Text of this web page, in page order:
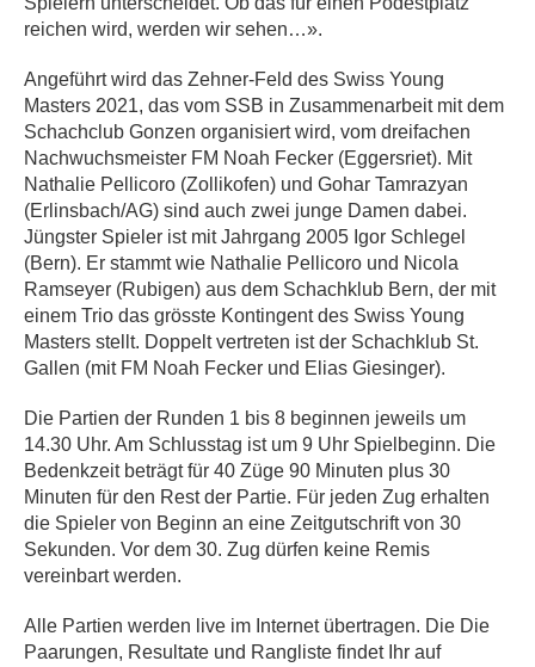
reichen wird, werden wir sehen…».
Angeführt wird das Zehner-Feld des Swiss Young
Masters 2021, das vom SSB in Zusammenarbeit mit dem
Schachclub Gonzen organisiert wird, vom dreifachen
Nachwuchsmeister FM Noah Fecker (Eggersriet). Mit
Nathalie Pellicoro (Zollikofen) und Gohar Tamrazyan
(Erlinsbach/AG) sind auch zwei junge Damen dabei.
Jüngster Spieler ist mit Jahrgang 2005 Igor Schlegel
(Bern). Er stammt wie Nathalie Pellicoro und Nicola
Ramseyer (Rubigen) aus dem Schachklub Bern, der mit
einem Trio das grösste Kontingent des Swiss Young
Masters stellt. Doppelt vertreten ist der Schachklub St.
Gallen (mit FM Noah Fecker und Elias Giesinger).
Die Partien der Runden 1 bis 8 beginnen jeweils um
14.30 Uhr. Am Schlusstag ist um 9 Uhr Spielbeginn. Die
Bedenkzeit beträgt für 40 Züge 90 Minuten plus 30
Minuten für den Rest der Partie. Für jeden Zug erhalten
die Spieler von Beginn an eine Zeitgutschrift von 30
Sekunden. Vor dem 30. Zug dürfen keine Remis
vereinbart werden.
Alle Partien werden live im Internet übertragen. Die Die
Paarungen, Resultate und Rangliste findet Ihr auf